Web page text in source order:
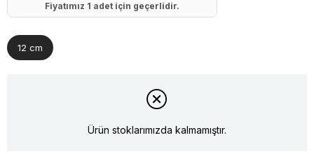
Fiyatımız 1 adet için geçerlidir.
12 cm
Ürün stoklarımızda kalmamıştır.